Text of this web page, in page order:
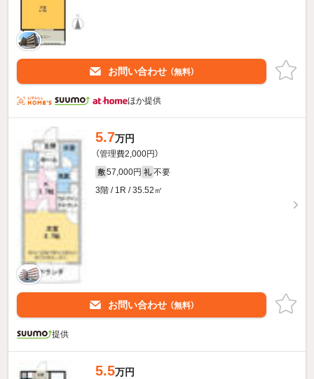
お問い合わせ （無料）
ほか提供
5.7万円
（管理費2,000円）
敷 57,000円 礼 不要
3階 / 1R / 35.52㎡
お問い合わせ （無料）
提供
5.5万円